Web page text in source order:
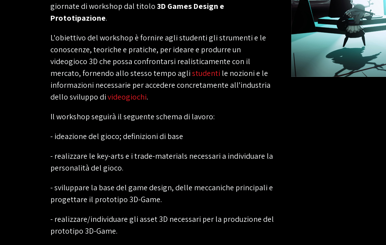
giornate di workshop dal titolo3D Games Design e
Prototipazione.
L'obiettivo del workshop è fornire agli studenti gli strumenti e le
conoscenze, teoriche e pratiche, per ideare e produrre un
videogioco 3D che possa confrontarsi realisticamente con il
mercato, fornendo allo stesso tempo aglistudenti le nozioni e le
informazioni necessarie per accedere concretamente all'industria
dello sviluppo divideogiochi.
Il workshop seguirà il seguente schema di lavoro:
- ideazione del gioco; definizioni di base
- realizzare le key-arts e i trade-materials necessari a individuare la
personalità del gioco.
- sviluppare la base del game design, delle meccaniche principali e
progettare il prototipo 3D-Game.
- realizzare/individuare gli asset 3D necessari per la produzione del
prototipo 3D-Game.